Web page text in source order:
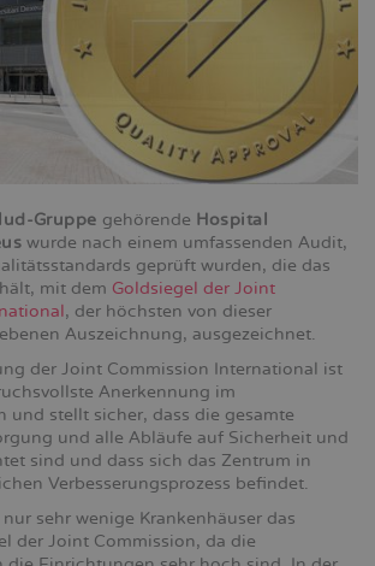
Gruppe gehörende Hospital
wurde nach einem umfassenden Audit,
geprüft wurden, die das
mit dem Goldsiegel der Joint
, der höchsten von dieser
Auszeichnung, ausgezeichnet.
der Joint Commission International ist
Anerkennung im
und stellt sicher, dass die gesamte
und alle Abläufe auf Sicherheit und
sind und dass sich das Zentrum in
Verbesserungsprozess befindet.
sehr wenige Krankenhäuser das
der Joint Commission, da die